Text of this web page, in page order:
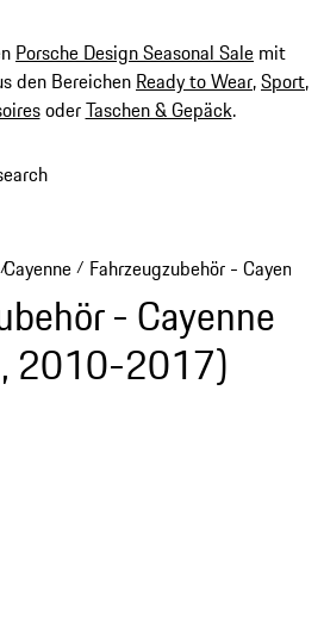
Porsche Design Seasonal Sale mit
den Bereichen Ready to Wear,Sport,
oderTaschen & Gepäck.
collapsed breadcrumb items
/Cayenne / Fahrzeugzubehör -
- Cayenne
2010-2017)